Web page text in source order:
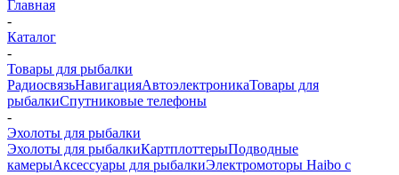
Главная
-
Каталог
-
Товары для рыбалки
РадиосвязьНавигацияАвтоэлектроникаТовары для
рыбалкиСпутниковые телефоны
-
Эхолоты для рыбалки
Эхолоты для рыбалкиКартплоттерыПодводные
камерыАксессуары для рыбалкиЭлектромоторы Haibo с